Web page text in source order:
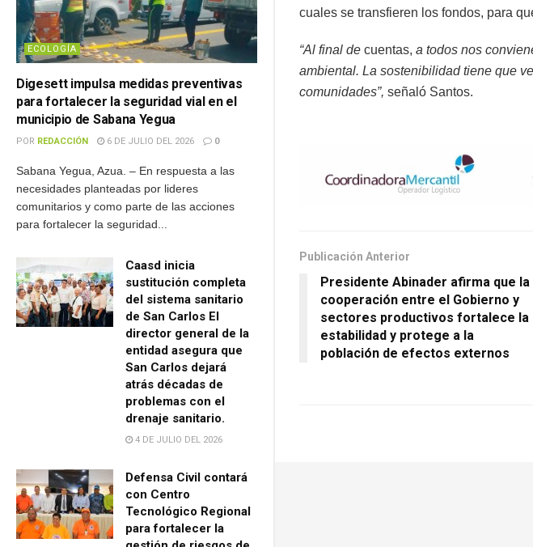
ECOLOGÍA
Digesett impulsa medidas preventivas
para fortalecer la seguridad vial en el
municipio de Sabana Yegua
POR REDACCIÓN 6 DE JULIO DEL 2026 0
Sabana Yegua, Azua. – En respuesta a las
necesidades planteadas por lideres
comunitarios y como parte de las acciones
para fortalecer la seguridad...
Caasd inicia
sustitución completa
del sistema sanitario
de San Carlos El
director general de la
entidad asegura que
San Carlos dejará
atrás décadas de
problemas con el
drenaje sanitario.
4 DE JULIO DEL 2026
Defensa Civil contará
con Centro
Tecnológico Regional
para fortalecer la
cuales se transfieren los fondos, para
“Al final de cuentas, a todos nos
ambiental. La sostenibilidad tiene que
comunidades”, señaló Santos.
Publicación Anterior
Presidente Abinader afirma que la
cooperación entre el Gobierno y
sectores productivos fortalece la
estabilidad y protege a la
población de efectos externos